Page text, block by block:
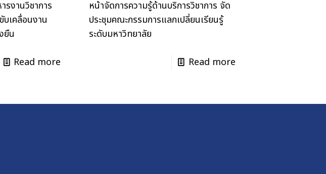
รงานวิชาการ
เคลื่อนงาน
ยืน
Read more
หน้าจัดการความรู้ด้านบริการวิชาการ จัด
ประชุมคณะกรรมการแลกเปลี่ยนเรียนรู้
ระดับมหาวิทยาลัย
Read more